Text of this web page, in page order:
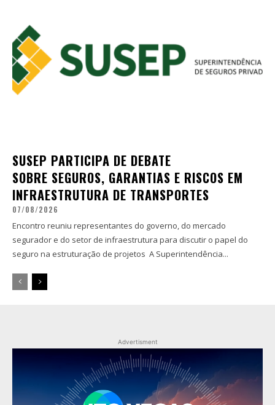
SUSEP PARTICIPA DE DEBATE
SOBRE SEGUROS, GARANTIAS E RISCOS EM
INFRAESTRUTURA DE TRANSPORTES
07/08/2026
Encontro reuniu representantes do governo, do mercado
segurador e do setor de infraestrutura para discutir o papel do
seguro na estruturação de projetos A Superintendência...
Advertisment